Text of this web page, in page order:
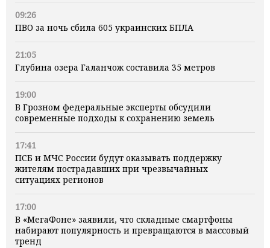
09:26
ПВО за ночь сбила 605 украинских БПЛА
21:05
Глубина озера Галанчож составила 35 метров
19:00
В Грозном федеральные эксперты обсудили
современные подходы к сохранению земель
17:41
ПСБ и МЧС России будут оказывать поддержку
жителям пострадавших при чрезвычайных
ситуациях регионов
17:00
В «МегаФоне» заявили, что складные смартфоны
набирают популярность и превращаются в массовый
тренд